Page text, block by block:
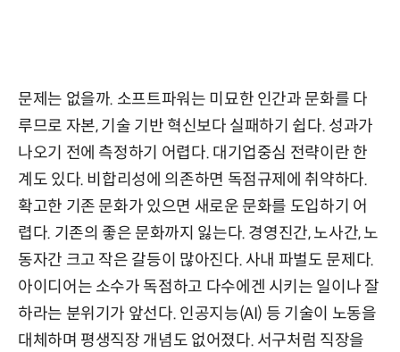
문제는 없을까. 소프트파워는 미묘한 인간과 문화를 다
루므로 자본, 기술 기반 혁신보다 실패하기 쉽다. 성과가
나오기 전에 측정하기 어렵다. 대기업중심 전략이란 한
계도 있다. 비합리성에 의존하면 독점규제에 취약하다.
확고한 기존 문화가 있으면 새로운 문화를 도입하기 어
렵다. 기존의 좋은 문화까지 잃는다. 경영진간, 노사간, 노
동자간 크고 작은 갈등이 많아진다. 사내 파벌도 문제다.
아이디어는 소수가 독점하고 다수에겐 시키는 일이나 잘
하라는 분위기가 앞선다. 인공지능(AI) 등 기술이 노동을
대체하며 평생직장 개념도 없어졌다. 서구처럼 직장을